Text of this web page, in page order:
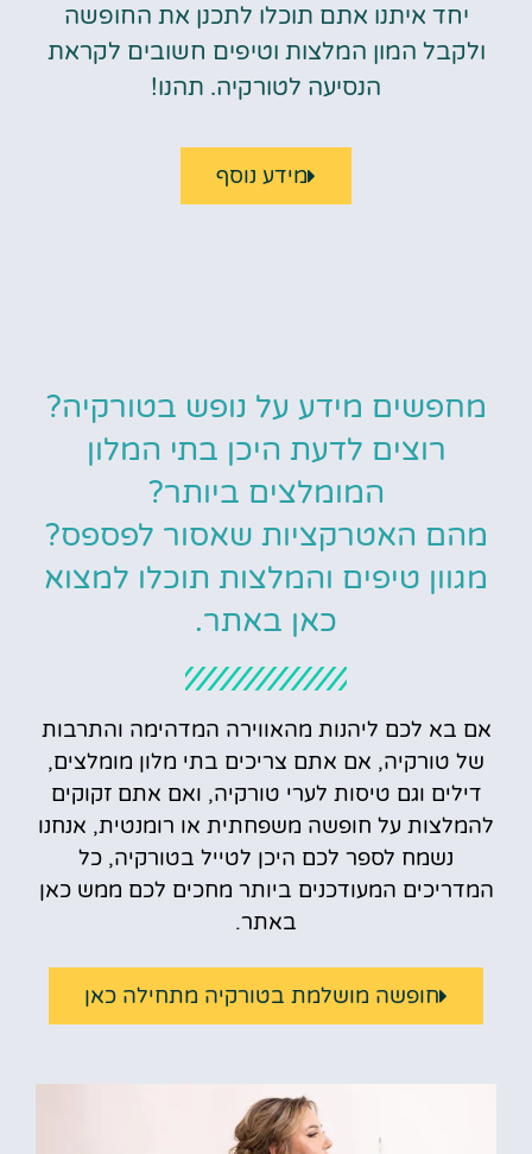
יחד איתנו אתם תוכלו לתכנן את החופשה
ולקבל המון המלצות וטיפים חשובים לקראת
הנסיעה לטורקיה. תהנו!
מידע נוסף
מחפשים מידע על נופש בטורקיה?
רוצים לדעת היכן בתי המלון
המומלצים ביותר?
מהם האטרקציות שאסור לפספס?
מגוון טיפים והמלצות תוכלו למצוא
כאן באתר.
אם בא לכם ליהנות מהאווירה המדהימה והתרבות
של טורקיה, אם אתם צריכים בתי מלון מומלצים,
דילים וגם טיסות לערי טורקיה, ואם אתם זקוקים
להמלצות על חופשה משפחתית או רומנטית, אנחנו
נשמח לספר לכם היכן לטייל בטורקיה, כל
המדריכים המעודכנים ביותר מחכים לכם ממש כאן
באתר.
חופשה מושלמת בטורקיה מתחילה כאן